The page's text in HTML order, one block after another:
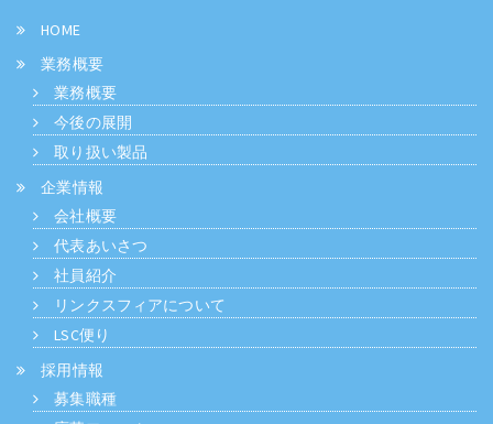
HOME
業務概要
業務概要
今後の展開
取り扱い製品
企業情報
会社概要
代表あいさつ
社員紹介
リンクスフィアについて
LSC便り
採用情報
募集職種